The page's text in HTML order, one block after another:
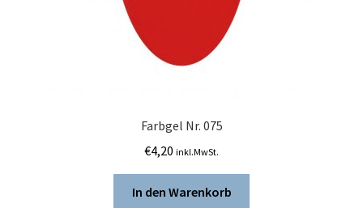
Farbgel Nr. 075
€4,20 inkl.MwSt.
In den Warenkorb